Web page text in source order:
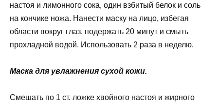
настоя и лимонного сока, один взбитый белок и соль
на кончике ножа. Нанести маску на лицо, избегая
области вокруг глаз, подержать 20 минут и смыть
прохладной водой. Использовать 2 раза в неделю.
Маска для увлажнения сухой кожи.
Смешать по 1 ст. ложке хвойного настоя и жирного